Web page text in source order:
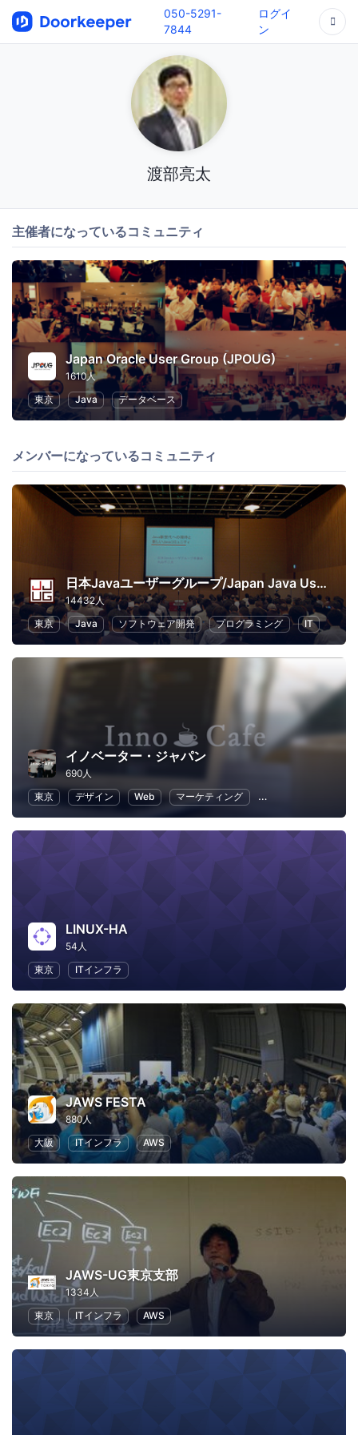
050-5291-
7844
ログイ
ン
渡部亮太
主催者になっているコミュニティ
Japan Oracle User Group (JPOUG)
1610人
東京
Java データベース
メンバーになっているコミュニティ
日本Javaユーザーグループ/Japan Java User Group
14432人
東京
Java ソフトウェア開発 プログラミング IT
イノベーター・ジャパン
690人
東京
デザイン Web マーケティング プログラミング
LINUX-HA
54人
東京
ITインフラ
JAWS FESTA
880人
大阪
ITインフラ AWS
JAWS-UG東京支部
1334人
東京
ITインフラ AWS